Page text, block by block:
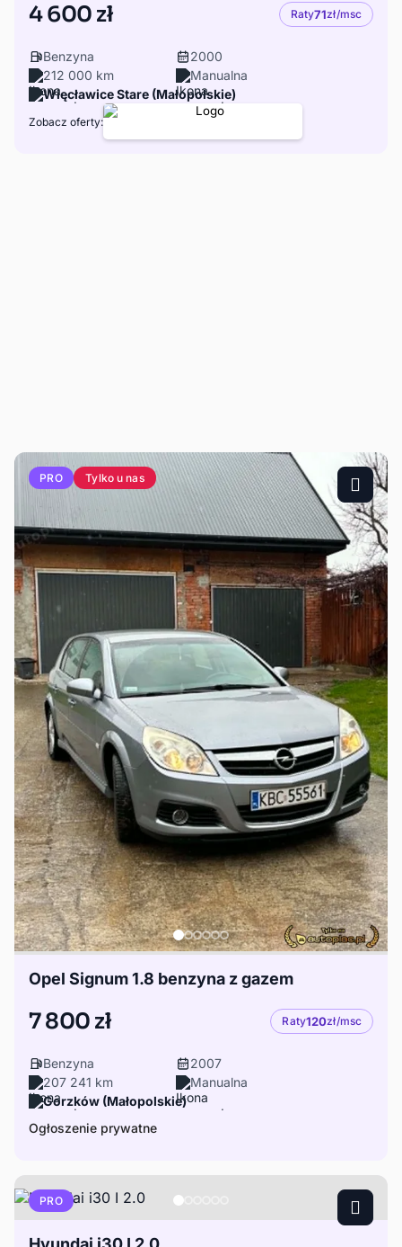
4 600 zł Raty71zł/msc
Benzyna
2000
212 000 km
Manualna
Więcławice Stare (Małopolskie)
Zobacz oferty:
PRO Tylko u nas
Opel Signum 1.8 benzyna z gazem
7 800 zł Raty120zł/msc
Benzyna
2007
207 241 km
Manualna
Gorzków (Małopolskie)
Ogłoszenie prywatne
PRO